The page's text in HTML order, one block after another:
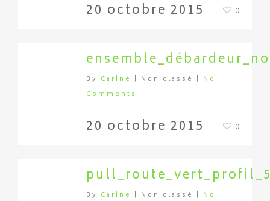
20 octobre 2015 0
By Carine | Non classé | No
Comments
20 octobre 2015 0
By Carine | Non classé | No